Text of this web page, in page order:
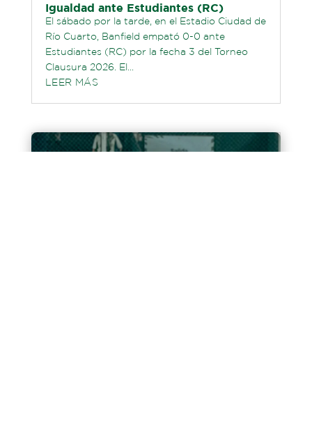
Igualdad ante Estudiantes (RC)
El sábado por la tarde, en el Estadio Ciudad de
Río Cuarto, Banfield empató 0-0 ante
Estudiantes (RC) por la fecha 3 del Torneo
Clausura 2026. El...
LEER MÁS